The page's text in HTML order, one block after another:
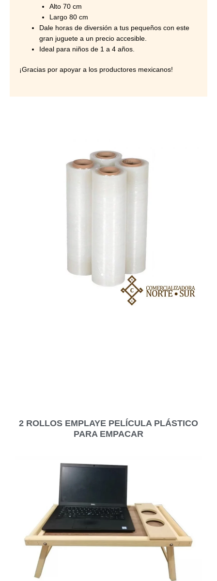
Alto 70 cm
Largo 80 cm
Dale horas de diversión a tus pequeños con este
gran juguete a un precio accesible.
Ideal para niños de 1 a 4 años.
¡Gracias por apoyar a los productores mexicanos!
2 ROLLOS EMPLAYE PELÍCULA PLÁSTICO
PARA EMPACAR